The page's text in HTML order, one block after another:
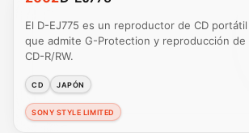
El D-EJ775 es un reproductor de CD portátil
que admite G-Protection y reproducción de
CD-R/RW.
CD JAPÓN
SONY STYLE LIMITED